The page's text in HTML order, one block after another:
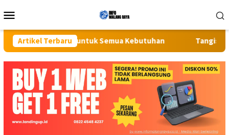
ke
Mobile
Artikel Terbaru
Screenshot untuk Semua Kebutuhan Tangis Pecah di